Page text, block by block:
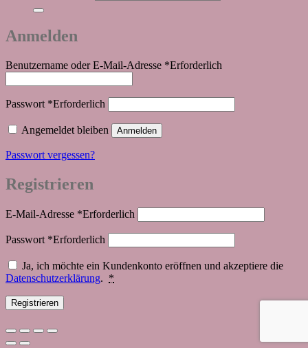
Anmelden
Benutzername oder E-Mail-Adresse *Erforderlich
Passwort *Erforderlich
Angemeldet bleiben Anmelden
Passwort vergessen?
Registrieren
E-Mail-Adresse *Erforderlich
Passwort *Erforderlich
Ja, ich möchte ein Kundenkonto eröffnen und akzeptiere die
Datenschutzerklärung. *
Registrieren